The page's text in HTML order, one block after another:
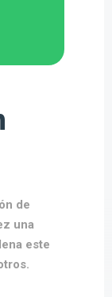
de
una
este